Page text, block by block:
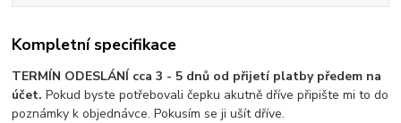
Kompletní specifikace
TERMÍN ODESLÁNÍ cca 3 - 5 dnů od přijetí platby předem na
účet.Pokud byste potřebovali čepku akutně dříve připište mi to do
poznámky k objednávce. Pokusím se ji ušít dříve.